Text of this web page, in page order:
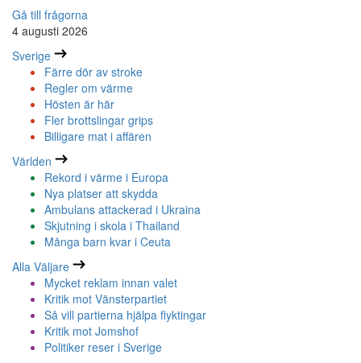
Gå till frågorna
4 augusti 2026
Sverige
Färre dör av stroke
Regler om värme
Hösten är här
Fler brottslingar grips
Billigare mat i affären
Världen
Rekord i värme i Europa
Nya platser att skydda
Ambulans attackerad i Ukraina
Skjutning i skola i Thailand
Många barn kvar i Ceuta
Alla Väljare
Mycket reklam innan valet
Kritik mot Vänsterpartiet
Så vill partierna hjälpa flyktingar
Kritik mot Jomshof
Politiker reser i Sverige